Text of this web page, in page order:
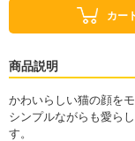
カー
商品説明
かわいらしい猫の顔を
シンプルながらも愛ら
す。